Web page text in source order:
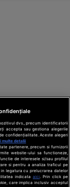
Adevarul.ro
dvs., precum identificatorii
accepta sau gestiona alegerile
confidențialitate. Aceste alegeri
multe detalii
partenere, precum si furnizorii
website-ului sa functioneze,
de interesele si/sau profilul
si pentru a analiza traficul pe
in legatura cu prelucrarea datelor
indicata aici. Prin click pe
care implica inclusiv acceptul